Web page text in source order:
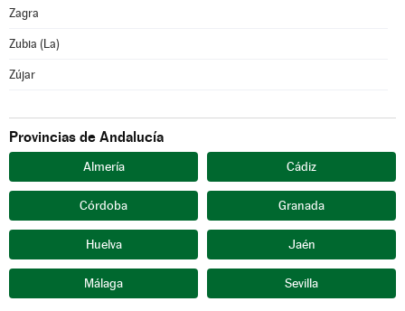
Zagra
Zubia (La)
Zújar
Provincias de Andalucía
Almería Cádiz
Córdoba Granada
Huelva Jaén
Málaga Sevilla